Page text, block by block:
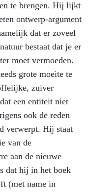
te brengen. Hij lijkt
ontwerp-argument
dat er zoveel
bestaat dat je er
moet vermoeden.
grote moeite te
zuiver
een entiteit niet
ook de reden
verwerpt. Hij staat
van de
aan de nieuwe
dat hij in het boek
(met name in